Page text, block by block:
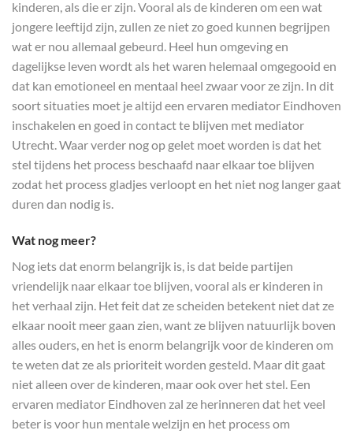
kinderen, als die er zijn. Vooral als de kinderen om een wat
jongere leeftijd zijn, zullen ze niet zo goed kunnen begrijpen
wat er nou allemaal gebeurd. Heel hun omgeving en
dagelijkse leven wordt als het waren helemaal omgegooid en
dat kan emotioneel en mentaal heel zwaar voor ze zijn. In dit
soort situaties moet je altijd een ervaren mediator Eindhoven
inschakelen en goed in contact te blijven met mediator
Utrecht. Waar verder nog op gelet moet worden is dat het
stel tijdens het process beschaafd naar elkaar toe blijven
zodat het process gladjes verloopt en het niet nog langer gaat
duren dan nodig is.
Wat nog meer?
Nog iets dat enorm belangrijk is, is dat beide partijen
vriendelijk naar elkaar toe blijven, vooral als er kinderen in
het verhaal zijn. Het feit dat ze scheiden betekent niet dat ze
elkaar nooit meer gaan zien, want ze blijven natuurlijk boven
alles ouders, en het is enorm belangrijk voor de kinderen om
te weten dat ze als prioriteit worden gesteld. Maar dit gaat
niet alleen over de kinderen, maar ook over het stel. Een
ervaren mediator Eindhoven zal ze herinneren dat het veel
beter is voor hun mentale welzijn en het process om